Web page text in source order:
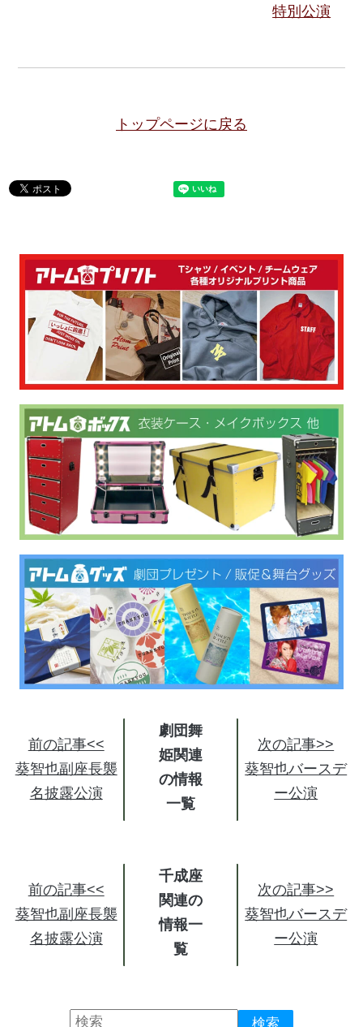
特別公演
トップページに戻る
前の記事<<
葵智也副座長襲
名披露公演
劇団舞
姫関連
の情報
次の記事>>
葵智也バースデ
ー公演
前の記事<<
葵智也副座長襲
名披露公演
千成座
関連の
情報
次の記事>>
葵智也バースデ
ー公演